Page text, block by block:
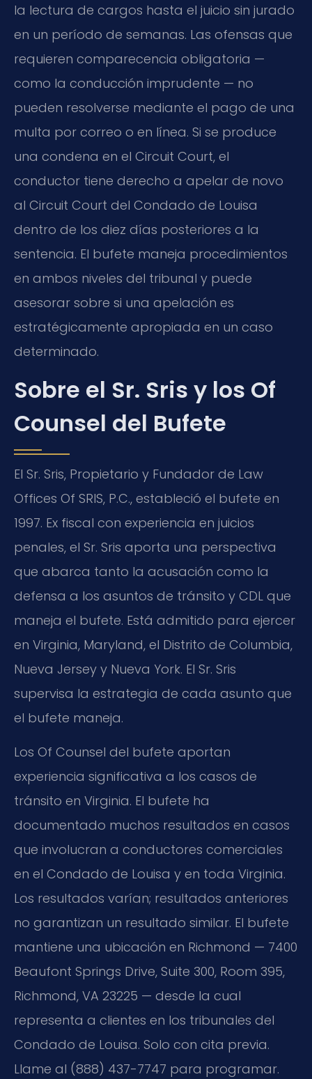
la lectura de cargos hasta el juicio sin jurado
en un período de semanas. Las ofensas que
requieren comparecencia obligatoria —
como la conducción imprudente — no
pueden resolverse mediante el pago de una
multa por correo o en línea. Si se produce
una condena en el Circuit Court, el
conductor tiene derecho a apelar de novo
al Circuit Court del Condado de Louisa
dentro de los diez días posteriores a la
sentencia. El bufete maneja procedimientos
en ambos niveles del tribunal y puede
asesorar sobre si una apelación es
estratégicamente apropiada en un caso
determinado.
Sobre el Sr. Sris y los Of
Counsel del Bufete
El Sr. Sris, Propietario y Fundador de Law
Offices Of SRIS, P.C., estableció el bufete en
1997. Ex fiscal con experiencia en juicios
penales, el Sr. Sris aporta una perspectiva
que abarca tanto la acusación como la
defensa a los asuntos de tránsito y CDL que
maneja el bufete. Está admitido para ejercer
en Virginia, Maryland, el Distrito de Columbia,
Nueva Jersey y Nueva York. El Sr. Sris
supervisa la estrategia de cada asunto que
el bufete maneja.
Los Of Counsel del bufete aportan
experiencia significativa a los casos de
tránsito en Virginia. El bufete ha
documentado muchos resultados en casos
que involucran a conductores comerciales
en el Condado de Louisa y en toda Virginia.
Los resultados varían; resultados anteriores
no garantizan un resultado similar. El bufete
mantiene una ubicación en Richmond — 7400
Beaufont Springs Drive, Suite 300, Room 395,
Richmond, VA 23225 — desde la cual
representa a clientes en los tribunales del
Condado de Louisa. Solo con cita previa.
Llame al (888) 437-7747 para programar.